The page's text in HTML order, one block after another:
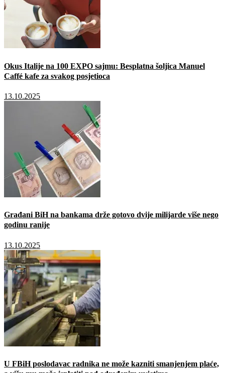
Okus Italije na 100 EXPO sajmu: Besplatna šoljica Manuel
Caffé kafe za svakog posjetioca
13.10.2025
Građani BiH na bankama drže gotovo dvije milijarde više nego
godinu ranije
13.10.2025
U FBiH poslodavac radnika ne može kazniti smanjenjem plaće,